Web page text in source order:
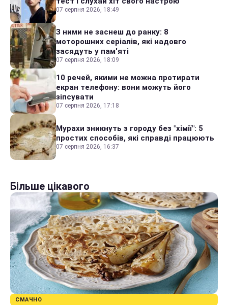
07 серпня 2026, 18:49
З ними не заснеш до ранку: 8
моторошних серіалів, які надовго
засядуть у пам'яті
07 серпня 2026, 18:09
10 речей, якими не можна протирати
екран телефону: вони можуть його
зіпсувати
07 серпня 2026, 17:18
Мурахи зникнуть з городу без "хімії": 5
простих способів, які справді працюють
07 серпня 2026, 16:37
Більше цікавого
СМАЧНО